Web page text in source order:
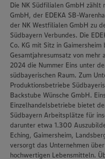
Die NK Südfilialen GmbH zählt
GmbH, der EDEKA SB-
der NK Westfilialen GmbH zu
Südbayern Verbundes. Die
Co. KG mit Sitz in
Gesamtjahresumsatz von
2024 die Nummer Eins unter
südbayerischen Raum. Zum
Produktionsbetriebe
Backstube Wünsche GmbH.
Einzelhandelsbetriebe bietet
Südbayern Arbeitsplätze für
darunter etwa 1.300
Eching, Gaimersheim,
versorgt das Unternehmen
hochwertigen Lebensmitteln.